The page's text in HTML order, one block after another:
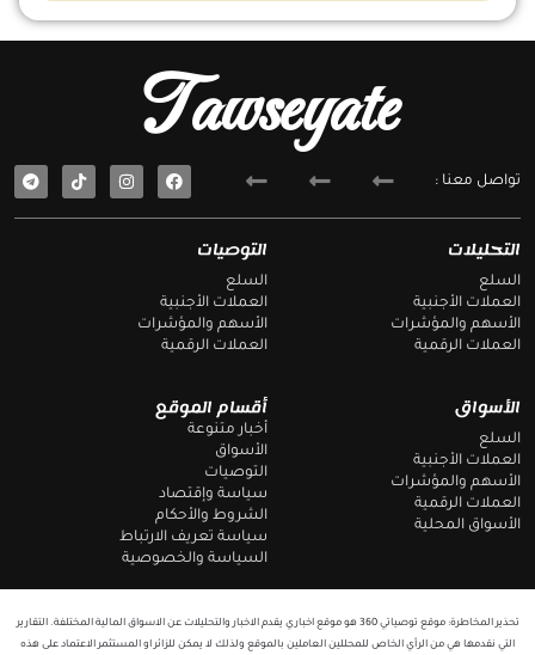
أقسام الموقع
أخبار متنوعة
الأسواق
التوصيات
سياسة وإقتصاد
الشروط والأحكام
سياسة تعريف الارتباط
السياسة والخصوصية
الأسواق
السلع
العملات الأجنبية
الأسهم والمؤشرات
العملات الرقمية
الأسواق المحلية
التوصيات
السلع
العملات الأجنبية
الأسهم والمؤشرات
العملات الرقمية
التحليلات
السلع
العملات الأجنبية
الأسهم والمؤشرات
العملات الرقمية
Tawseyate
تواصل معنا :
F
a
e
T
e
e
تحذير المخاطرة: موقع توصياتي 360 هو موقع اخباري يقدم الاخبار والتحليلات عن الاسواق المالية المختلفة. التقارير
التي نقدمها هي من الرأي الخاص للمحللين العاملين بالموقع ولذلك لا يمكن للزائر او المستثمر الاعتماد على هذه